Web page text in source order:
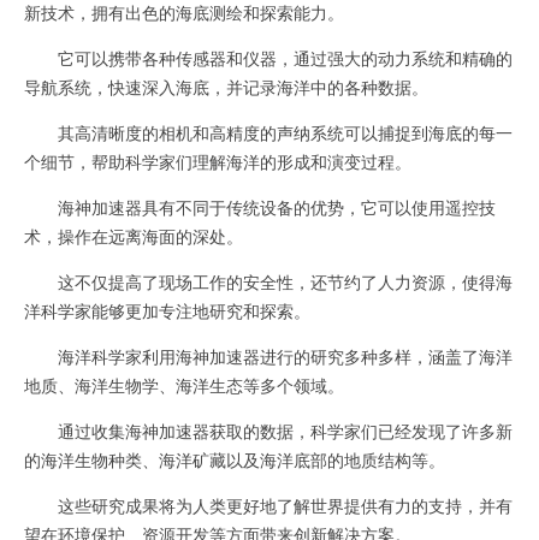
新技术，拥有出色的海底测绘和探索能力。
它可以携带各种传感器和仪器，通过强大的动力系统和精确的
导航系统，快速深入海底，并记录海洋中的各种数据。
其高清晰度的相机和高精度的声纳系统可以捕捉到海底的每一
个细节，帮助科学家们理解海洋的形成和演变过程。
海神加速器具有不同于传统设备的优势，它可以使用遥控技
术，操作在远离海面的深处。
这不仅提高了现场工作的安全性，还节约了人力资源，使得海
洋科学家能够更加专注地研究和探索。
海洋科学家利用海神加速器进行的研究多种多样，涵盖了海洋
地质、海洋生物学、海洋生态等多个领域。
通过收集海神加速器获取的数据，科学家们已经发现了许多新
的海洋生物种类、海洋矿藏以及海洋底部的地质结构等。
这些研究成果将为人类更好地了解世界提供有力的支持，并有
望在环境保护、资源开发等方面带来创新解决方案。